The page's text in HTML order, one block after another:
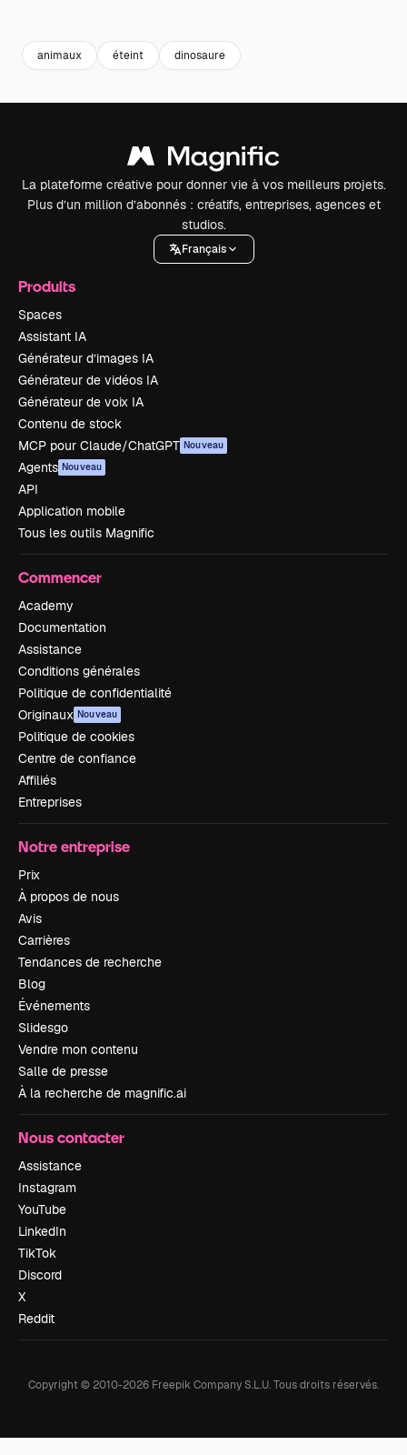
animaux éteint dinosaure
La plateforme créative pour donner vie à vos meilleurs projets.
Plus d’un million d’abonnés : créatifs, entreprises, agences et
studios.
Français
Produits
Spaces
Assistant IA
Générateur d’images IA
Générateur de vidéos IA
Générateur de voix IA
Contenu de stock
MCP pour Claude/ChatGPT Nouveau
Agents Nouveau
API
Application mobile
Tous les outils Magnific
Commencer
Academy
Documentation
Assistance
Conditions générales
Politique de confidentialité
Originaux Nouveau
Politique de cookies
Centre de confiance
Affiliés
Entreprises
Notre entreprise
Prix
À propos de nous
Avis
Carrières
Tendances de recherche
Blog
Événements
Slidesgo
Vendre mon contenu
Salle de presse
À la recherche de magnific.ai
Nous contacter
Assistance
Instagram
YouTube
LinkedIn
TikTok
Discord
X
Reddit
Copyright © 2010-2026 Freepik Company S.L.U.Tous droits réservés.